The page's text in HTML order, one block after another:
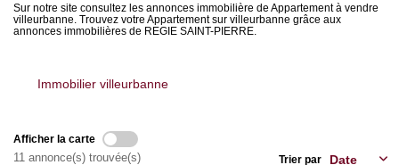
CONTACT
Sur notre site consultez les annonces immobilière de Appartement à vendre
villeurbanne. Trouvez votre Appartement sur villeurbanne grâce aux
annonces immobilières de REGIE SAINT-PIERRE.
Immobilier villeurbanne
Afficher la carte
11 annonce(s) trouvée(s) Trier par